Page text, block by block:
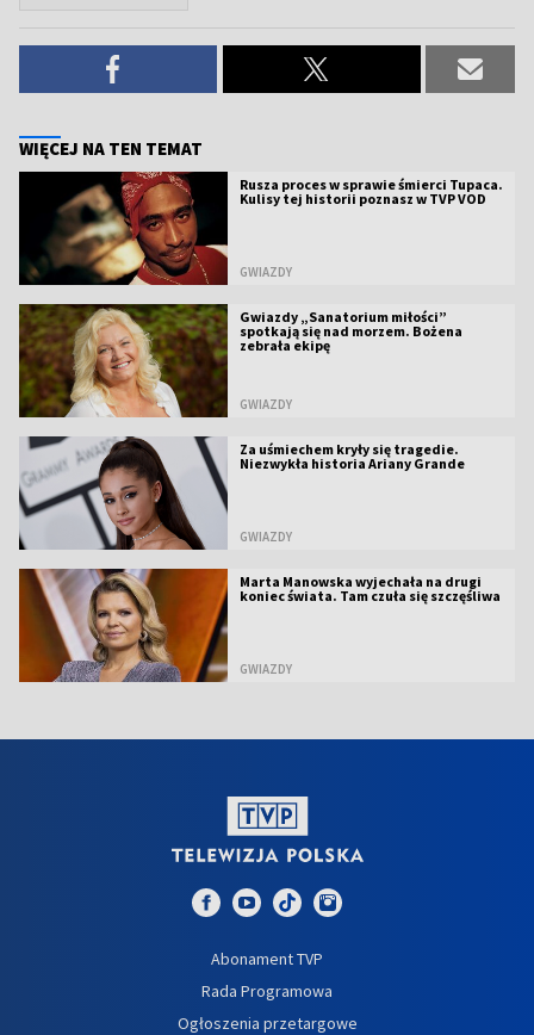
WIĘCEJ NA TEN TEMAT
Rusza proces w sprawie śmierci Tupaca.
Kulisy tej historii poznasz w TVP VOD
GWIAZDY
Gwiazdy „Sanatorium miłości”
spotkają się nad morzem. Bożena
zebrała ekipę
GWIAZDY
Za uśmiechem kryły się tragedie.
Niezwykła historia Ariany Grande
GWIAZDY
Marta Manowska wyjechała na drugi
koniec świata. Tam czuła się szczęśliwa
GWIAZDY
Abonament TVP
Rada Programowa
Ogłoszenia przetargowe